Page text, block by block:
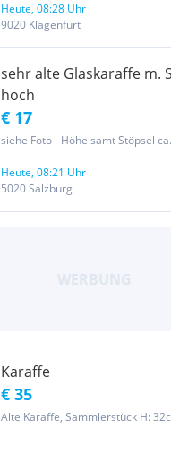
Heute, 08:28 Uhr
9020 Klagenfurt
sehr alte Glaskaraffe m.
hoch
€ 17
siehe Foto - Höhe samt Stöpsel
Heute, 08:21 Uhr
5020 Salzburg
Karaffe
€ 35
Alte Karaffe, Sammlerstück H: